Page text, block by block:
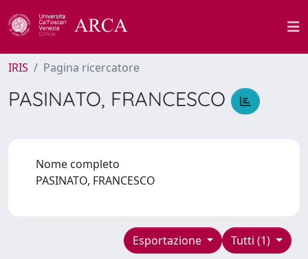
IRIS Pagina ricercatore
PASINATO, FRANCESCO
Nome completo
PASINATO, FRANCESCO
Tutti (1)
Esportazione